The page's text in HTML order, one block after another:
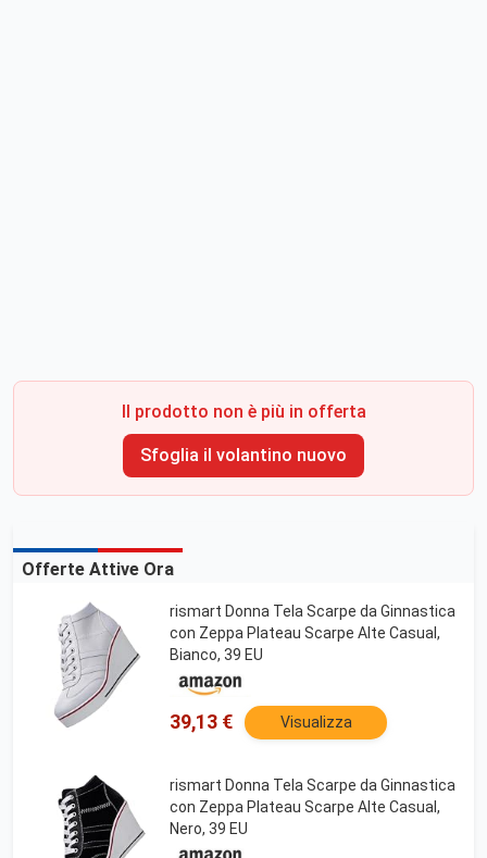
Il prodotto non è più in offerta
Sfoglia il volantino nuovo
Offerte Attive Ora
rismart Donna Tela Scarpe da Ginnastica
con Zeppa Plateau Scarpe Alte Casual,
Bianco, 39 EU
39,13 € Visualizza
rismart Donna Tela Scarpe da Ginnastica
con Zeppa Plateau Scarpe Alte Casual,
Nero, 39 EU